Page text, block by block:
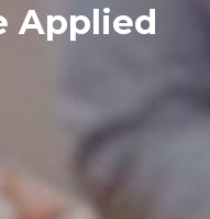
Applied